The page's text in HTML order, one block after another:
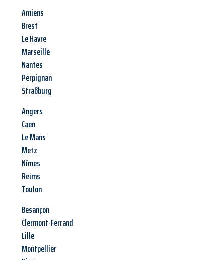
Amiens
Brest
Le Havre
Marseille
Nantes
Perpignan
Straßburg
Angers
Caen
Le Mans
Metz
Nîmes
Reims
Toulon
Besançon
Clermont-Ferrand
Lille
Montpellier